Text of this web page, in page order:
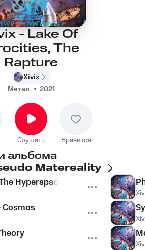
- Lake Of
The
Rapture
Xivix
Метал
2021
Слушать Нравится
альбома
Matereality
Hyperspace Entities
Cosmos